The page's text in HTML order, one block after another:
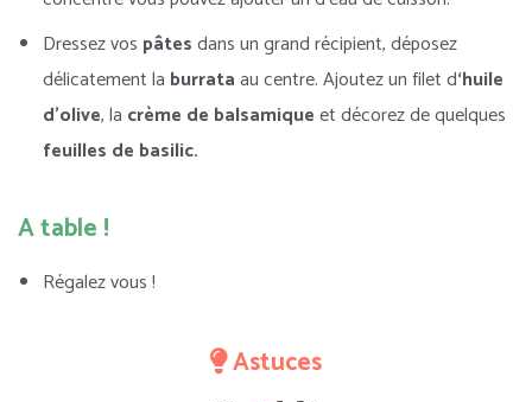
Dressez vos pâtesdans un grand récipient, déposez
délicatement la burrataau centre. Ajoutez un filet d‘huile
d’olive, la crème de balsamiqueet décorez de quelques
feuilles de basilic.
A table !
Régalez vous !
Astuces